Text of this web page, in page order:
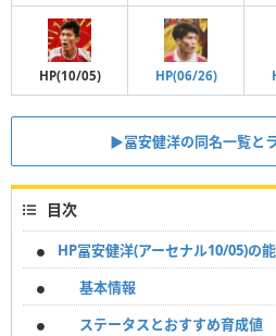
HP(10/05) HP(06/26)
▶︎冨安健洋の同名一覧と
目次
HP冨安健洋(アーセナル10/05)の
基本情報
ステータスとおすすめ育成値